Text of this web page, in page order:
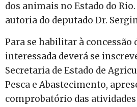
dos animais no Estado do Rio.
autoria do deputado Dr.
Para se habilitar à concessão
interessada deverá se
Secretaria de Estado de
Pesca e Abastecimento,
comprobatório das